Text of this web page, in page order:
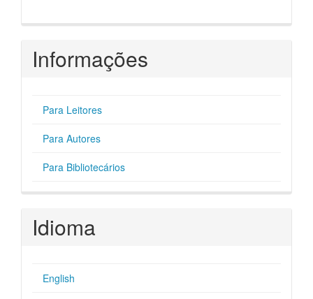
Informações
Para Leitores
Para Autores
Para Bibliotecários
Idioma
English